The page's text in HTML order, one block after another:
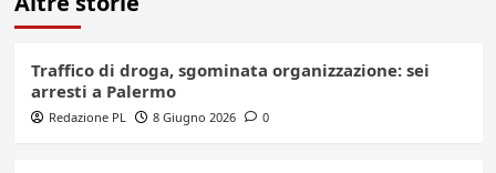
Traffico di droga, sgominata organizzazione: sei
arresti a Palermo
Redazione PL 8 Giugno 2026 0